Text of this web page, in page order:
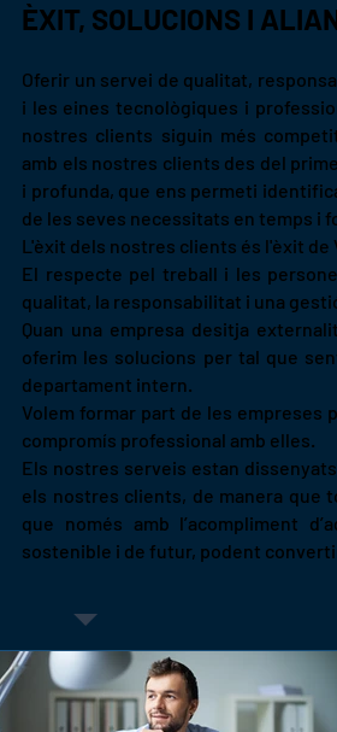
ÈXIT, SOLUCIONS I
Oferir un servei de qualitat,
i les eines tecnològiques i
nostres clients siguin més
amb els nostres clients des del
i profunda, que ens permeti
de les seves necessitats en temps i
​L'èxit dels nostres clients és l'èxit de
El respecte pel treball i les
qualitat, la responsabilitat i una
Quan una empresa desitja
oferim les solucions per tal que
departament intern.
Volem formar part de les empreses
compromís professional amb elles.
Els nostres serveis estan
els nostres clients, de manera que
que només amb l’acompliment
sostenible i de futur, podent